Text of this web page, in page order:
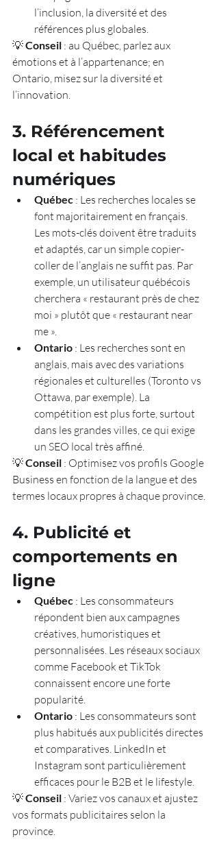
l’inclusion, la diversité et des
références plus globales.
💡 Conseil : au Québec, parlez aux
émotions et à l’appartenance; en
Ontario, misez sur la diversité et
l’innovation.
3. Référencement
local et habitudes
numériques
Québec : Les recherches locales se
font majoritairement en français.
Les mots-clés doivent être traduits
et adaptés, car un simple copier-
coller de l’anglais ne suffit pas. Par
exemple, un utilisateur québécois
cherchera « restaurant près de chez
moi » plutôt que « restaurant near
me ».
Ontario : Les recherches sont en
anglais, mais avec des variations
régionales et culturelles (Toronto vs
Ottawa, par exemple). La
compétition est plus forte, surtout
dans les grandes villes, ce qui exige
un SEO local très affiné.
💡 Conseil : Optimisez vos profils Google
Business en fonction de la langue et des
termes locaux propres à chaque province.
4. Publicité et
comportements en
ligne
Québec : Les consommateurs
répondent bien aux campagnes
créatives, humoristiques et
personnalisées. Les réseaux sociaux
comme Facebook et TikTok
connaissent encore une forte
popularité.
Ontario : Les consommateurs sont
plus habitués aux publicités directes
et comparatives. LinkedIn et
Instagram sont particulièrement
efficaces pour le B2B et le lifestyle.
💡 Conseil : Variez vos canaux et ajustez
vos formats publicitaires selon la
province.